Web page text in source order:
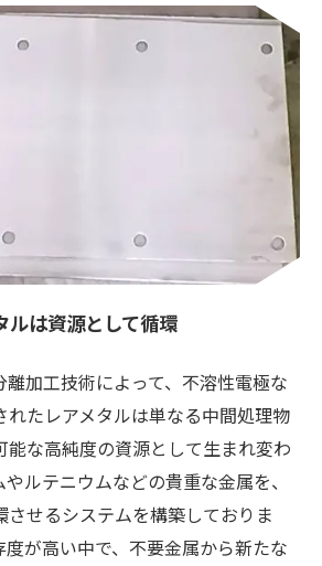
ルは資源として循環
加工技術によって、不溶性電極な
れたレアメタルは単なる中間処理物
能な高純度の資源として生まれ変わ
ルテニウムなどの貴重な金属を、
させるシステムを構築しておりま
が高い中で、不要金属から新たな